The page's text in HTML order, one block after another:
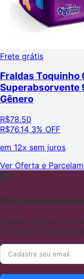
Frete grátis
Fraldas Toquinho
Superabsorvente
Gênero
R$78,50
R$76,14 3% OFF
em 12x sem juros
Ver Oferta e
Inscreva-se na
Receba ofertas
novidades